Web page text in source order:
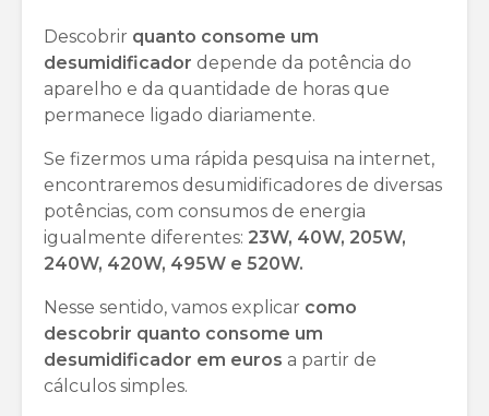
Descobrir quanto consome um
desumidificador depende da potência do
aparelho e da quantidade de horas que
permanece ligado diariamente.
Se fizermos uma rápida pesquisa na internet,
encontraremos desumidificadores de diversas
potências, com consumos de energia
igualmente diferentes: 23W, 40W, 205W,
240W, 420W, 495W e 520W.
Nesse sentido, vamos explicar como
descobrir quanto consome um
desumidificador em euros a partir de
cálculos simples.